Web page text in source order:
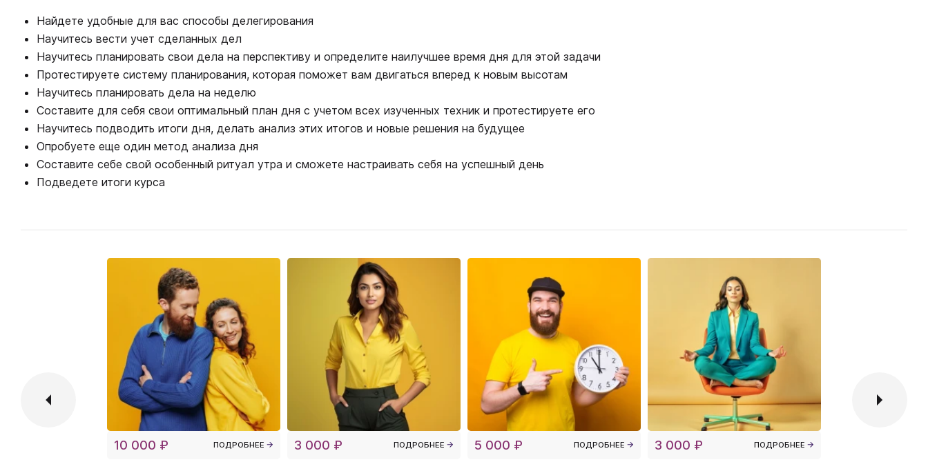
Найдете удобные для вас способы делегирования
Научитесь вести учет сделанных дел
Научитесь планировать свои дела на перспективу и определите наилучшее время дня для этой задачи
Протестируете систему планирования, которая поможет вам двигаться вперед к новым высотам
Научитесь планировать дела на неделю
Составите для себя свои оптимальный план дня с учетом всех изученных техник и протестируете его
Научитесь подводить итоги дня, делать анализ этих итогов и новые решения на будущее
Опробуете еще один метод анализа дня
Составите себе свой особенный ритуал утра и сможете настраивать себя на успешный день
Подведете итоги курса
10 000 ₽ ПОДРОБНЕЕ 3 000 ₽ ПОДРОБНЕЕ 5 000 ₽ ПОДРОБНЕЕ 3 000 ₽ ПОДРОБНЕЕ